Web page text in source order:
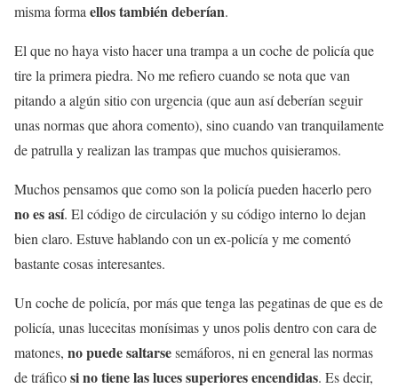
misma forma ellos también deberían.
El que no haya visto hacer una trampa a un coche de policía que
tire la primera piedra. No me refiero cuando se nota que van
pitando a algún sitio con urgencia (que aun así deberían seguir
unas normas que ahora comento), sino cuando van tranquilamente
de patrulla y realizan las trampas que muchos quisieramos.
Muchos pensamos que como son la policía pueden hacerlo pero
no es así. El código de circulación y su código interno lo dejan
bien claro. Estuve hablando con un ex-policía y me comentó
bastante cosas interesantes.
Un coche de policía, por más que tenga las pegatinas de que es de
policía, unas lucecitas monísimas y unos polis dentro con cara de
matones, no puede saltarsesemáforos, ni en general las normas
de tráficosi no tiene las luces superiores encendidas. Es decir,